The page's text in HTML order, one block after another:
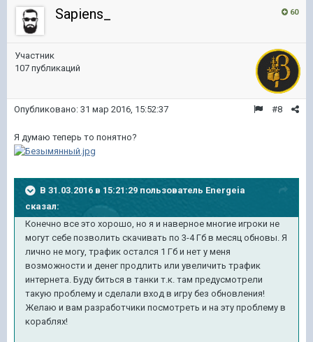
60
Sapiens_
Участник
107 публикаций
#8
Опубликовано: 31 мар 2016, 15:52:37
Я думаю теперь то понятно?
В 31.03.2016 в 15:21:29 пользователь Energeia
сказал:
Конечно все это хорошо, но я и наверное многие игроки не
могут себе позволить скачивать по 3-4 Гб в месяц обновы. Я
лично не могу, трафик остался 1 Гб и нет у меня
возможности и денег продлить или увеличить трафик
интернета. Буду биться в танки т.к. там предусмотрели
такую проблему и сделали вход в игру без обновления!
Желаю и вам разработчики посмотреть и на эту проблему в
кораблях!